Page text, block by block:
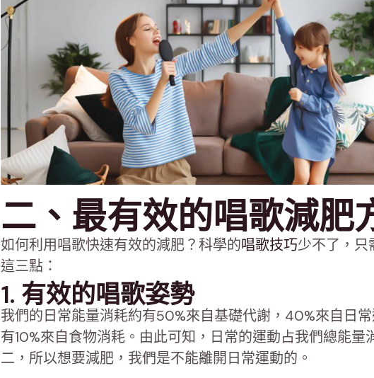
二、最有效的唱歌減肥
如何利用唱歌快速有效的減肥？科學的唱歌技巧少不了，只
這三點：
1. 有效的唱歌姿勢
我們的日常能量消耗約有50%來自基礎代謝，40%來自日
有10%來自食物消耗。由此可知，日常的運動占我們總能量
二，所以想要減肥，我們是不能離開日常運動的。